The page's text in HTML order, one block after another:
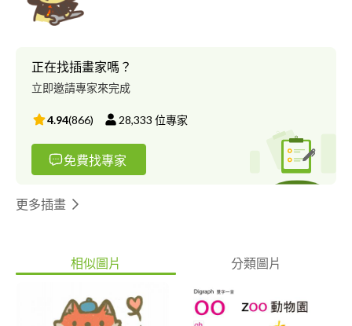
正在找插畫家嗎？
立即邀請專家來完成
4.94(866) 28,333 位專家
免費找專家
更多插畫
相似圖片 分類圖片